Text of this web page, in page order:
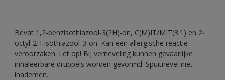
Bevat 1,2-benzisothiazool-3(2H)-on, C(M)IT/MIT(3:1) en 2-
octyl-2H-isothiazool-3-on. Kan een allergische reactie
veroorzaken. Let op! Bij verneveling kunnen gevaarlijke
inhaleerbare druppels worden gevormd. Spuitnevel niet
inademen.